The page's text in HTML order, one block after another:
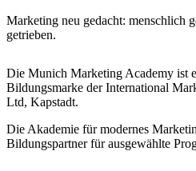
Marketing neu gedacht: menschlich
getrieben.
Die Munich Marketing Academy ist
Bildungsmarke der International
Ltd, Kapstadt.
Die Akademie für modernes
Bildungspartner für ausgewählte